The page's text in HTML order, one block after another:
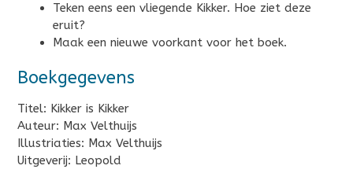
Teken eens een vliegende Kikker. Hoe ziet deze
eruit?
Maak een nieuwe voorkant voor het boek.
Boekgegevens
Titel: Kikker is Kikker
Auteur: Max Velthuijs
Illustriaties: Max Velthuijs
Uitgeverij: Leopold